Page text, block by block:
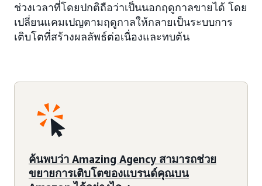
ช่วงเวลาที่โดยปกติถือว่าเป็นนอกฤดูกาลขายได้ โดย
เปลี่ยนแคมเปญตามฤดูกาลให้กลายเป็นระบบการ
เติบโตที่สร้างผลลัพธ์ต่อเนื่องและทบต้น
ค้นพบว่า Amazing Agency สามารถช่วย
ขยายการเติบโตของแบรนด์คุณบน